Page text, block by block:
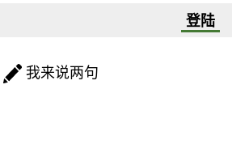
登陆
我来说两句